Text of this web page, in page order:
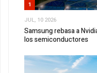
1
JUL, 10 2026
Samsung rebasa a
los semiconductores